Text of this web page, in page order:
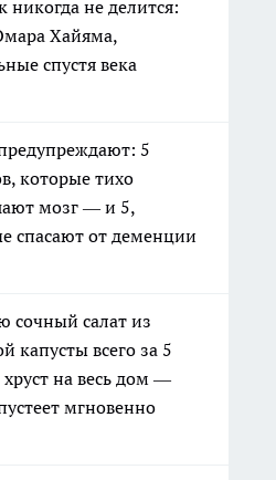
никогда не делится:
Хайяма,
спустя века
5
которые тихо
мозг — и 5,
спасают от деменции
сочный салат из
капусты всего за 5
на весь дом —
мгновенно